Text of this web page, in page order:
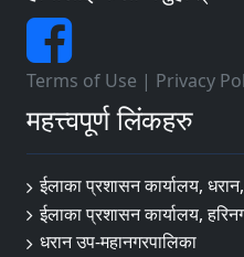
Terms of Use | Privacy
महत्त्वपूर्ण लिंकहरु
ईलाका प्रशासन कार्यालय,
ईलाका प्रशासन कार्यालय,
धरान उप-महानगरपालिका